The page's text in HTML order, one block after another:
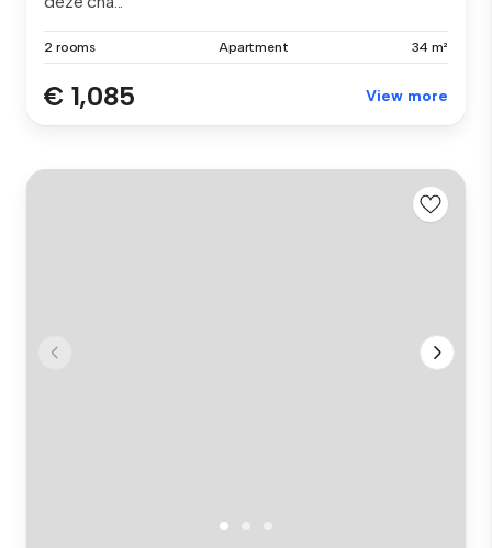
2 rooms Apartment 34 m²
€ 1,085 View more